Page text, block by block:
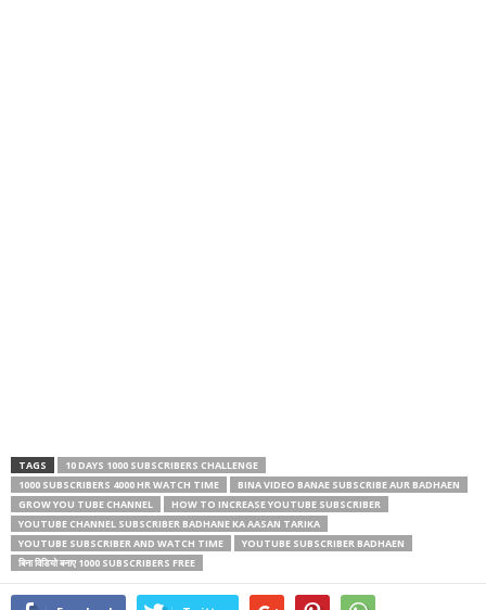
TAGS
10 DAYS 1000 SUBSCRIBERS CHALLENGE
1000 SUBSCRIBERS 4000 HR WATCH TIME
BINA VIDEO BANAE SUBSCRIBE AUR BADHAEN
GROW YOU TUBE CHANNEL
HOW TO INCREASE YOUTUBE SUBSCRIBER
YOUTUBE CHANNEL SUBSCRIBER BADHANE KA AASAN TARIKA
YOUTUBE SUBSCRIBER AND WATCH TIME
YOUTUBE SUBSCRIBER BADHAEN
बिना विडियो बनाए 1000 SUBSCRIBERS FREE